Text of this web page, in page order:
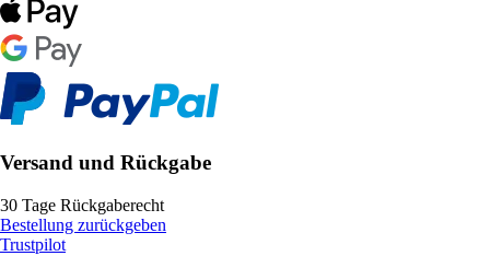
Versand und Rückgabe
30 Tage Rückgaberecht
Bestellung zurückgeben
Trustpilot